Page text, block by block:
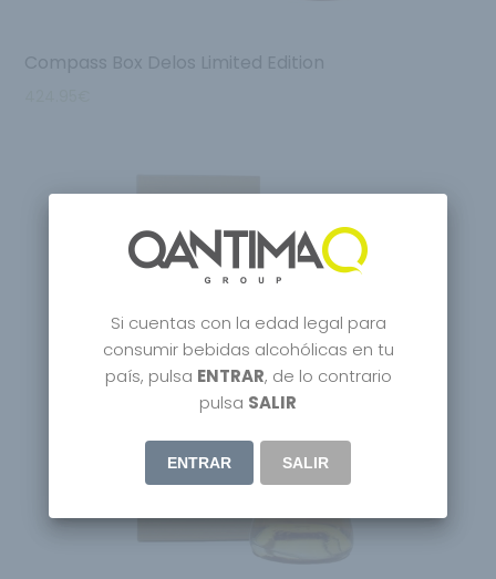
Compass Box Delos Limited Edition
Agotado
Si cuentas con la edad legal para
consumir bebidas alcohólicas en tu
país, pulsa ENTRAR, de lo contrario
pulsa SALIR
ENTRAR SALIR